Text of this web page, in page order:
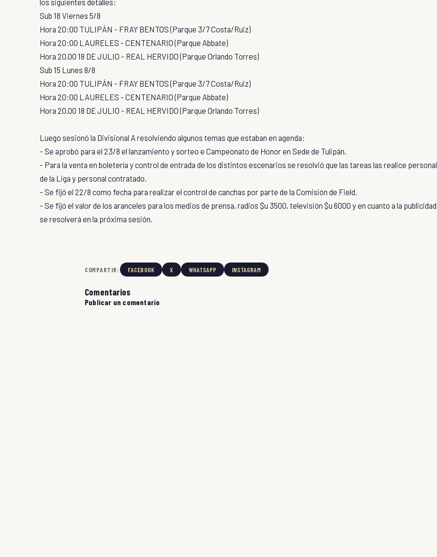
Sub 18 Viernes 5/8
Hora 20:00 TULIPÁN - FRAY BENTOS (Parque 3/7 Costa/Ruiz)
Hora 20:00 LAURELES - CENTENARIO (Parque Abbate)
Hora 20.00 18 DE JULIO - REAL HERVIDO (Parque Orlando Torres)
Sub 15 Lunes 8/8
Hora 20:00 TULIPÁN - FRAY BENTOS (Parque 3/7 Costa/Ruiz)
Hora 20:00 LAURELES - CENTENARIO (Parque Abbate)
Hora 20.00 18 DE JULIO - REAL HERVIDO (Parque Orlando Torres)
Luego sesionó la Divisional A resolviendo algunos temas que estaban en agenda:
- Se aprobó para el 23/8 el lanzamiento y sorteo e Campeonato de Honor en Sede de Tulipán.
- Para la venta en boletería y control de entrada de los distintos escenarios se resolvió que las tareas las realice personal
de la Liga y personal contratado.
- Se fijó el 22/8 como fecha para realizar el control de canchas por parte de la Comisión de Field.
- Se fijó el valor de los aranceles para los medios de prensa, radios $u 3500, televisión $u 6000 y en cuanto a la publicidad
se resolverá en la próxima sesión.
COMPARTIR: FACEBOOK X WHATSAPP INSTAGRAM
Comentarios
Publicar un comentario